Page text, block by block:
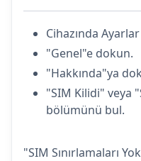
Cihazında
"Genel"e dokun.
"Hakkında"ya
"SIM Kilidi" veya
bölümünü bul.
"SIM Sınırlamaları